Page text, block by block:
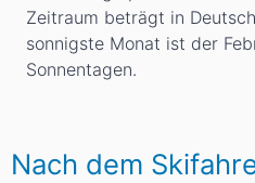
Zeitraum beträgt in
sonnigste Monat ist der
Sonnentagen.
Nach dem